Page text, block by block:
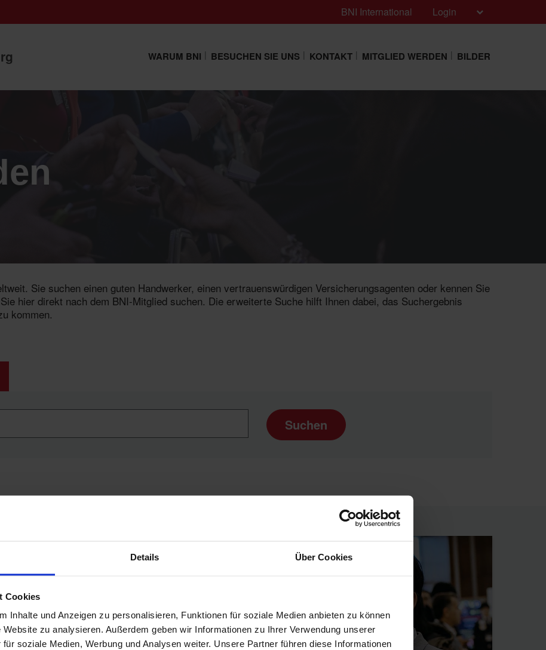
Details Über Cookies
Cookies
Inhalte und Anzeigen zu personalisieren, Funktionen für soziale Medien anbieten zu können
zu analysieren. Außerdem geben wir Informationen zu Ihrer Verwendung unserer
soziale Medien, Werbung und Analysen weiter. Unsere Partner führen diese Informationen
BNI International Login
WARUM BNI BESUCHEN SIE UNS KONTAKT MITGLIED WERDEN BILDER
Sie suchen einen guten Handwerker, einen vertrauenswürdigen Versicherungsagenten oder kennen Sie
hier direkt nach dem BNI-Mitglied suchen. Die erweiterte Suche hilft Ihnen dabei, das Suchergebnis
kommen.
Suchen